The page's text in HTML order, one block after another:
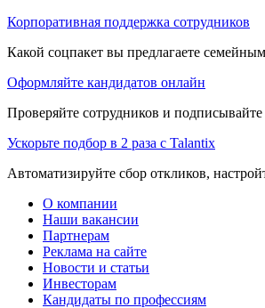
Корпоративная поддержка сотрудников
Какой соцпакет вы предлагаете
Оформляйте кандидатов онлайн
Проверяйте сотрудников и
Ускорьте подбор в 2 раза с Talantix
Автоматизируйте сбор откликов,
О компании
Наши вакансии
Партнерам
Реклама на сайте
Новости и статьи
Инвесторам
Кандидаты по профессиям